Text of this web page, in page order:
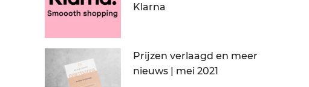
Klarna
Prijzen verlaagd en meer
nieuws | mei 2021